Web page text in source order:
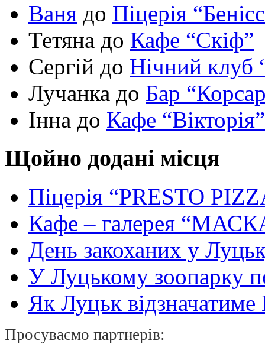
Ваня до Піцерія
Тетяна до Кафе “Скіф”
Сергій до Нічний клуб
Лучанка до Бар
Інна до Кафе “Вікторія”
Щойно додані місця
Піцерія “PRESTO
Кафе – галерея
День закоханих у
У Луцькому зоопарку
Як Луцьк відзначатиме
Просуваємо партнерів: